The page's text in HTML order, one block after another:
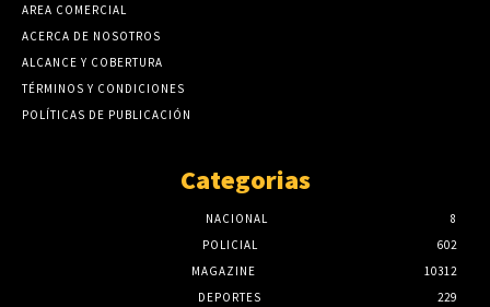
AREA COMERCIAL
ACERCA DE NOSOTROS
ALCANCE Y COBERTURA
TÉRMINOS Y CONDICIONES
POLÍTICAS DE PUBLICACIÓN
Categorias
NACIONAL
8
POLICIAL
602
MAGAZINE
10312
DEPORTES
229